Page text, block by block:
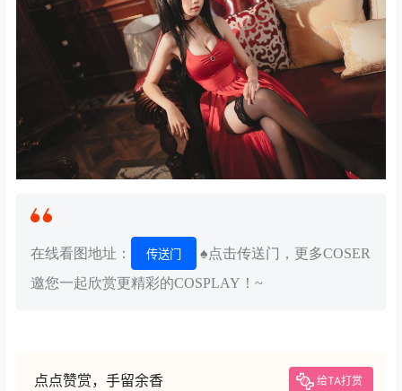
在线看图地址： 传送门
♠点击传送门，更多COSER
邀您一起欣赏更精彩的COSPLAY！~
点点赞赏，手留余香 给TA打赏